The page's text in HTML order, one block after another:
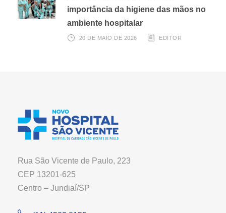
importância da higiene das mãos no
ambiente hospitalar
20 DE MAIO DE 2026 EDITOR
Rua São Vicente de Paulo, 223
CEP 13201-625
Centro – Jundiaí/SP